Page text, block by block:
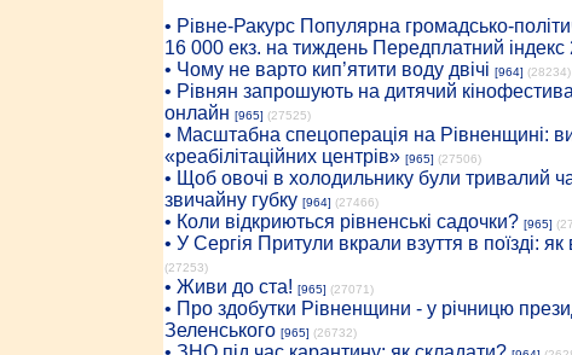
• Рiвне-Ракурс Популярна громадсько-
16 000 екз. на тиждень Передплатний індекс
• Чому не варто кип’ятити воду двічі [964] (28234)
• Рівнян запрошують на дитячий
онлайн [965] (27525)
• Масштабна спецоперація на Рівненщині:
«реабілітаційних центрів» [965] (27506)
• Щоб овочі в холодильнику були тривалий
звичайну губку [964] (27466)
• Коли відкриються рівненські садочки? [965]
• У Сергія Притули вкрали взуття в поїзді:
(27253)
• Живи до ста! [965] (27071)
• Про здобутки Рівненщини - у річницю
Зеленського [965] (26732)